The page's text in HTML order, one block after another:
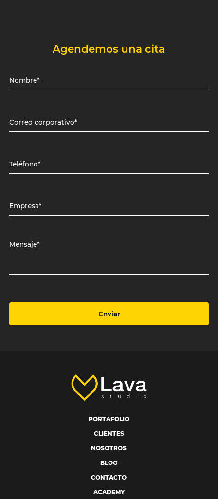
Agendemos una cita
Nombre*
Correo corporativo*
Teléfono*
Empresa*
Mensaje*
Enviar
PORTAFOLIO
CLIENTES
NOSOTROS
BLOG
CONTACTO
ACADEMY